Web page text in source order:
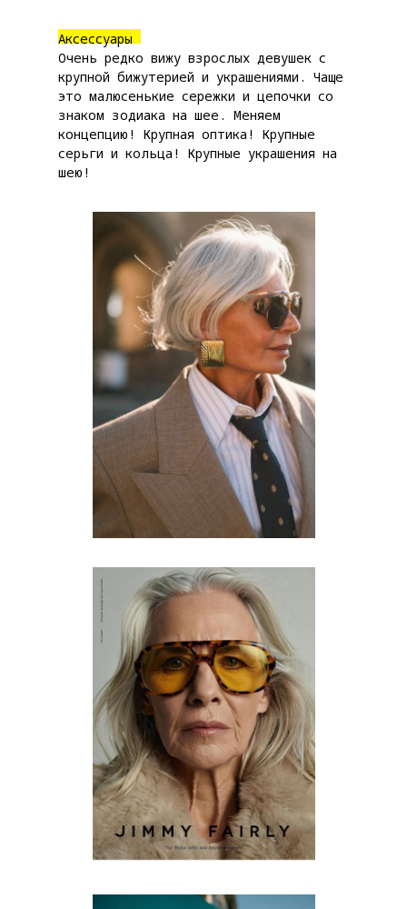
Аксессуары
Очень редко вижу взрослых девушек с
крупной бижутерией и украшениями. Чаще
это малюсенькие сережки и цепочки со
знаком зодиака на шее. Меняем
концепцию! Крупная оптика! Крупные
серьги и кольца! Крупные украшения на
шею!